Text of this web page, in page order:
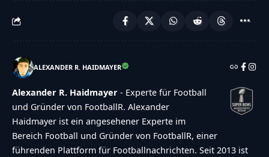
ALEXANDER R. HAIDMAYER
Alexander R. Haidmayer - Experte für Football
und Gründer von FootballR. Alexander
Haidmayer ist ein angesehener Experte im
Bereich Football und Gründer von FootballR, einer
führenden Plattform für Footballnachrichten. Seit 2013 ist